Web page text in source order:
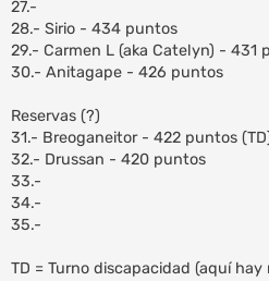
27.-
28.- Sirio - 434 puntos
29.- Carmen L (aka Catelyn) - 431
30.- Anitagape - 426 puntos
Reservas (?)
31.- Breoganeitor - 422 puntos
32.- Drussan - 420 puntos
33.-
34.-
35.-
TD = Turno discapacidad (aquí